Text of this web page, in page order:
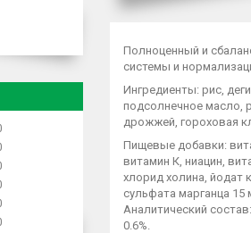
Полноценный и
системы и
Ингредиенты: рис,
подсолнечное масло,
дрожжей, гороховая
Пищевые добавки:
витамин К, ниацин,
хлорид холина, йодат
сульфата марганца 15
Аналитический
0.6%.